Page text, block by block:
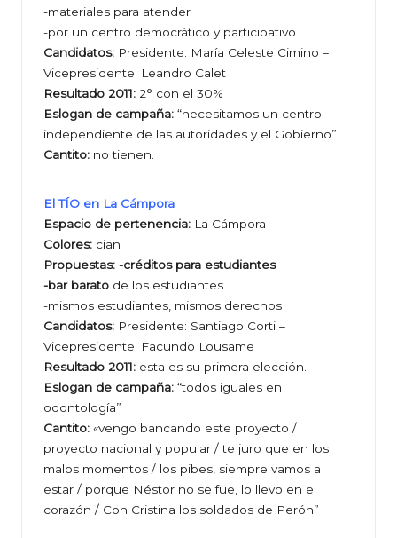
-materiales para atender
-por un centro democrático y participativo
Candidatos: Presidente: María Celeste Cimino –
Vicepresidente: Leandro Calet
Resultado 2011: 2° con el 30%
Eslogan de campaña: “necesitamos un centro
independiente de las autoridades y el Gobierno”
Cantito: no tienen.
El TÍO en La Cámpora
Espacio de pertenencia: La Cámpora
Colores: cian
Propuestas: -créditos para estudiantes
-bar barato de los estudiantes
-mismos estudiantes, mismos derechos
Candidatos: Presidente: Santiago Corti –
Vicepresidente: Facundo Lousame
Resultado 2011: esta es su primera elección.
Eslogan de campaña: “todos iguales en
odontología”
Cantito: «vengo bancando este proyecto /
proyecto nacional y popular / te juro que en los
malos momentos / los pibes, siempre vamos a
estar / porque Néstor no se fue, lo llevo en el
corazón / Con Cristina los soldados de Perón”